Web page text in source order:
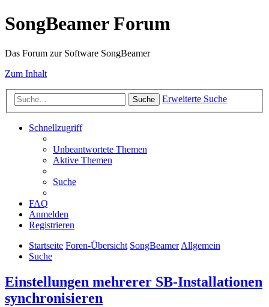
SongBeamer Forum
Das Forum zur Software SongBeamer
Zum Inhalt
Suche Erweiterte Suche
Schnellzugriff
Unbeantwortete Themen
Aktive Themen
Suche
FAQ
Anmelden
Registrieren
Startseite Foren-Übersicht SongBeamerAllgemein
Suche
Einstellungen mehrerer SB-Installationen
synchronisieren